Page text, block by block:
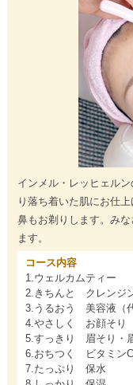
インメル・レッヒェル
り落ち着いた肌にお仕
鼻もお剃りします。み
ます。
コース内容
1.ウェルカムティー
2.きちんと クレンジ
3.うるおう 美容液（
4.やさしく お顔そり
5.すっきり 眉そり・
6.おちつく ビタミン
7.たっぷり 保水